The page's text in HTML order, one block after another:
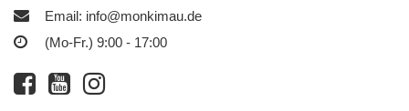
Email: info@monkimau.de
(Mo-Fr.) 9:00 - 17:00